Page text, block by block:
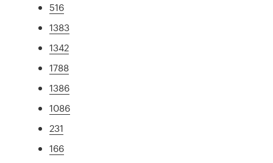
516
1383
1342
1788
1386
1086
231
166